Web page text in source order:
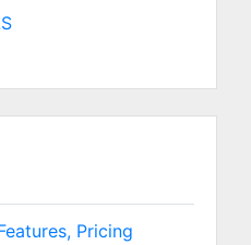
Pricing